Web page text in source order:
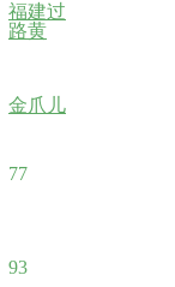
福建过
路黄
金爪儿
77
93